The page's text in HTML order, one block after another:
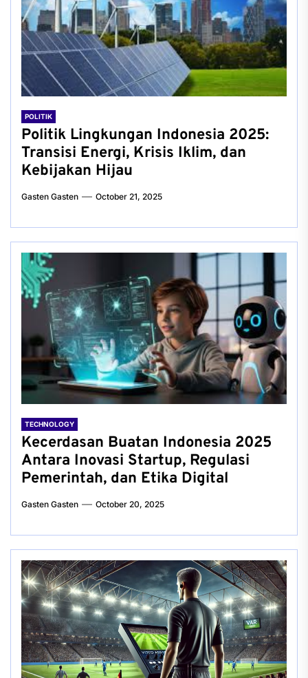
POLITIK
Politik Lingkungan Indonesia 2025:
Transisi Energi, Krisis Iklim, dan
Kebijakan Hijau
Gasten Gasten October 21, 2025
TECHNOLOGY
Kecerdasan Buatan Indonesia 2025
Antara Inovasi Startup, Regulasi
Pemerintah, dan Etika Digital
Gasten Gasten October 20, 2025